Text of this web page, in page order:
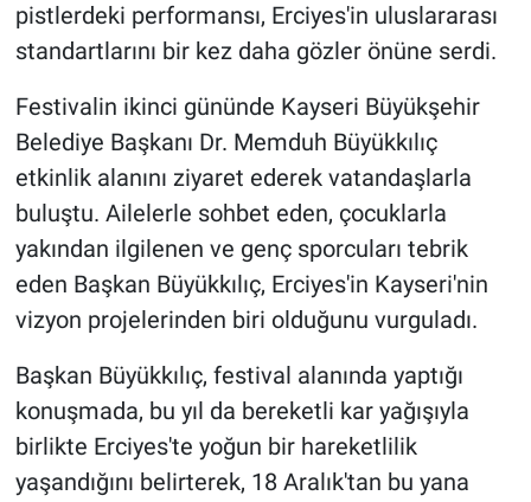
pistlerdeki performansı, Erciyes'in uluslararası
standartlarını bir kez daha gözler önüne serdi.
Festivalin ikinci gününde Kayseri Büyükşehir
Belediye Başkanı Dr. Memduh Büyükkılıç
etkinlik alanını ziyaret ederek vatandaşlarla
buluştu. Ailelerle sohbet eden, çocuklarla
yakından ilgilenen ve genç sporcuları tebrik
eden Başkan Büyükkılıç, Erciyes'in Kayseri'nin
vizyon projelerinden biri olduğunu vurguladı.
Başkan Büyükkılıç, festival alanında yaptığı
konuşmada, bu yıl da bereketli kar yağışıyla
birlikte Erciyes'te yoğun bir hareketlilik
yaşandığını belirterek, 18 Aralık'tan bu yana